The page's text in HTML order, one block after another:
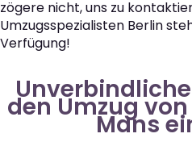
zögere nicht, uns zu
Umzugsspezialisten Berlin
Verfügung!
den Umzug
Mans